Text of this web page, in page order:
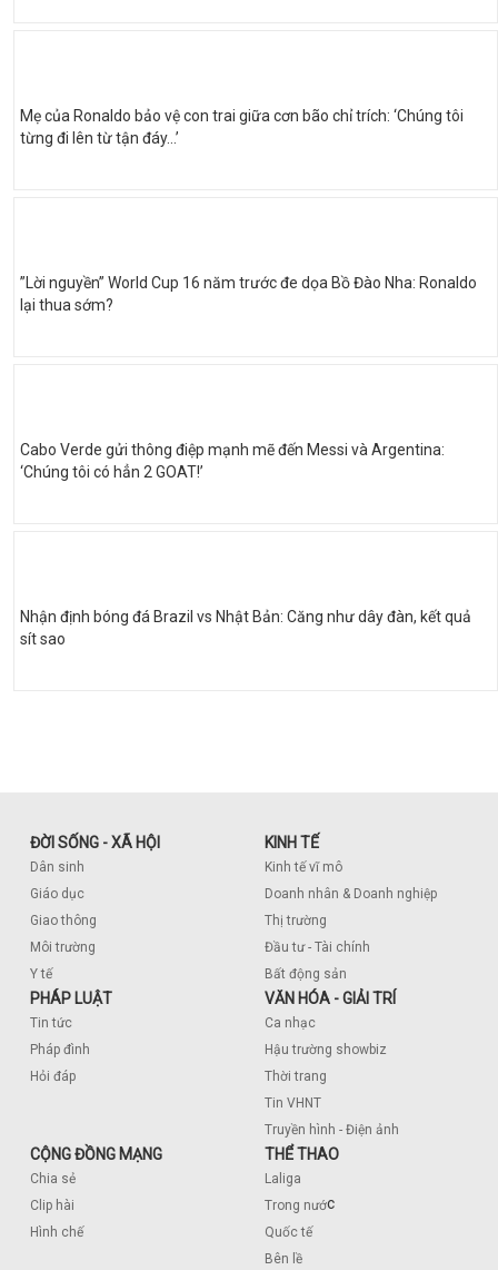
Mẹ của Ronaldo bảo vệ con trai giữa cơn bão chỉ trích: ‘Chúng tôi
từng đi lên từ tận đáy…’
”Lời nguyền” World Cup 16 năm trước đe dọa Bồ Đào Nha: Ronaldo
lại thua sớm?
Cabo Verde gửi thông điệp mạnh mẽ đến Messi và Argentina:
‘Chúng tôi có hẳn 2 GOAT!’
Nhận định bóng đá Brazil vs Nhật Bản: Căng như dây đàn, kết quả
sít sao
ĐỜI SỐNG - XÃ HỘI
Dân sinh
Giáo dục
Giao thông
Môi trường
Y tế
KINH TẾ
Kinh tế vĩ mô
Doanh nhân & Doanh nghiệp
Thị trường
Đầu tư - Tài chính
Bất động sản
PHÁP LUẬT
Tin tức
Pháp đình
Hỏi đáp
VĂN HÓA - GIẢI TRÍ
Ca nhạc
Hậu trường showbiz
Thời trang
Tin VHNT
Truyền hình - Điện ảnh
CỘNG ĐỒNG MẠNG
Chia sẻ
Clip hài
Hình chế
THỂ THAO
Laliga
Trong nước
Quốc tế
Bên lề